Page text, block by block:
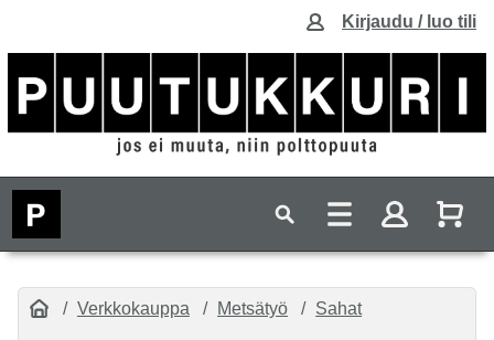
Kirjaudu / luo tili
Verkkokauppa Metsätyö Sahat